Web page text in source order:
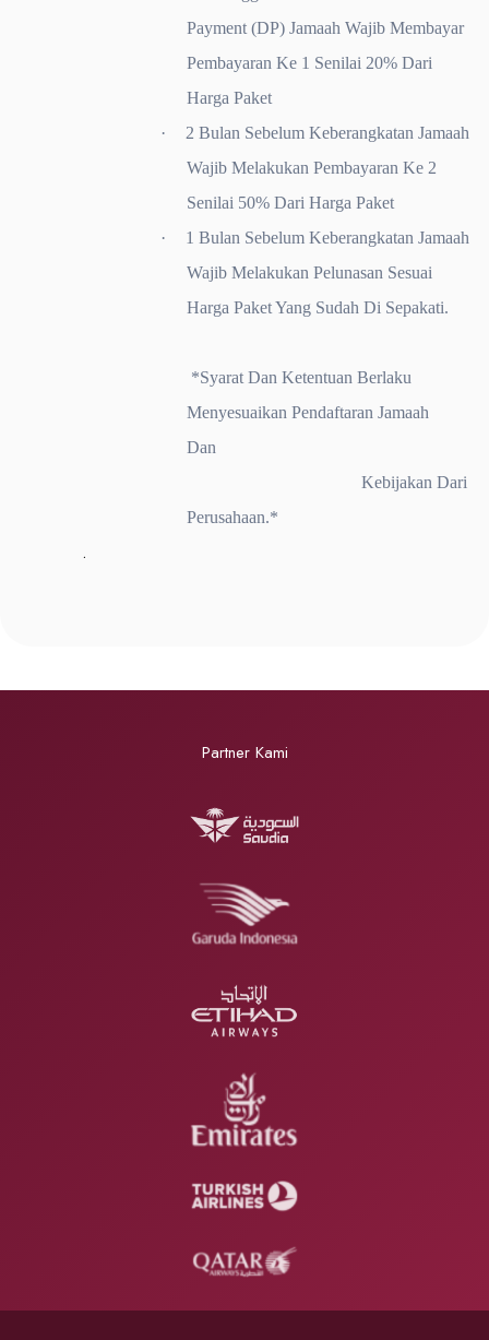
Payment (DP) Jamaah Wajib Membayar
Pembayaran Ke 1 Senilai 20% Dari
Harga Paket
·
2 Bulan Sebelum Keberangkatan Jamaah
Wajib Melakukan Pembayaran Ke 2
Senilai 50% Dari Harga Paket
·
1 Bulan Sebelum Keberangkatan Jamaah
Wajib Melakukan Pelunasan Sesuai
Harga Paket Yang Sudah Di Sepakati.
*Syarat Dan Ketentuan Berlaku
Menyesuaikan Pendaftaran Jamaah
Dan
Kebijakan Dari
Perusahaan.*
.
Partner Kami